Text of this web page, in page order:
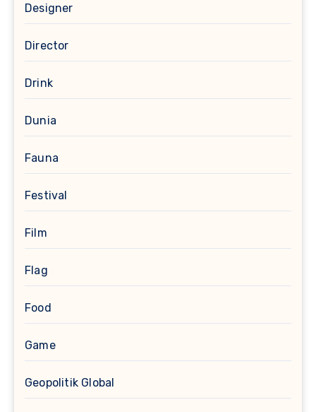
Designer
Director
Drink
Dunia
Fauna
Festival
Film
Flag
Food
Game
Geopolitik Global